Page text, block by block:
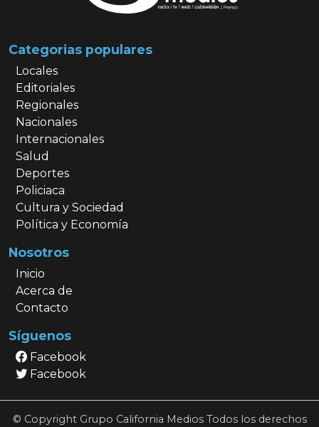
Categorias populares
Locales
Editoriales
Regionales
Nacionales
Internacionales
Salud
Deportes
Policiaca
Cultura y Sociedad
Política y Economía
Nosotros
Inicio
Acerca de
Contacto
Síguenos
Facebook
Facebook
© Copyright Grupo California Medios Todos los derechos